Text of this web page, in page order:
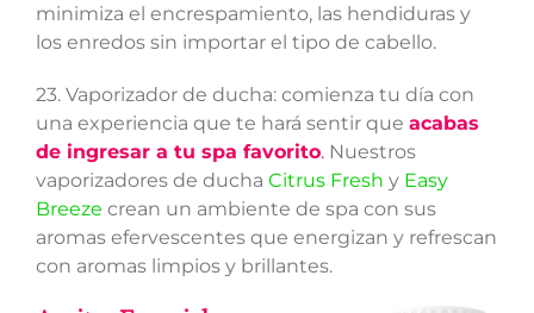
minimiza el encrespamiento, las hendiduras y
los enredos sin importar el tipo de cabello.
23. Vaporizador de ducha: comienza tu día con
una experiencia que te hará sentir que acabas
de ingresar a tu spa favorito.Nuestros
vaporizadores de ducha Citrus Fresh y Easy
Breeze crean un ambiente de spa con sus
aromas efervescentes que energizan y refrescan
con aromas limpios y brillantes.